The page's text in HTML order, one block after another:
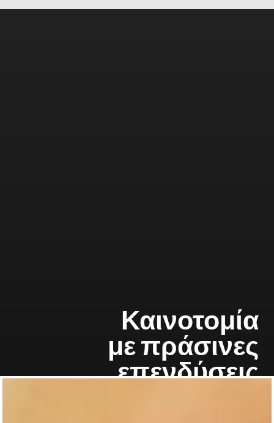
Καινοτομία
με πράσινες
επενδύσεις